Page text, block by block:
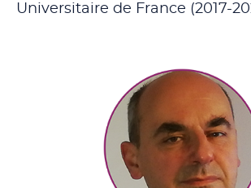
Universitaire de France (2017-